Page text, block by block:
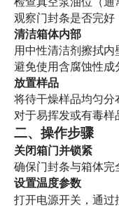
观察门封条是否完好
清洁箱体内部
用中性清洁剂擦拭内
避免使用含腐蚀性成
放置样品
将待干燥样品均匀
对于易挥发或有毒样
二、操作步骤
关闭箱门并锁紧
确保门封条与箱体完
设置温度参数
打开电源开关，通